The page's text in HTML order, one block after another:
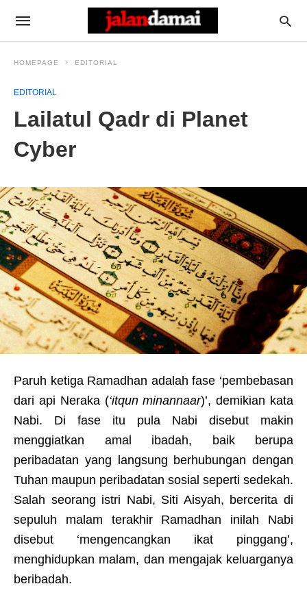
HOMEPAGE EDITORIAL
EDITORIAL
Lailatul Qadr di Planet
Cyber
Paruh ketiga Ramadhan adalah fase ‘pembebasan
dari api Neraka (‘itqun minannaar)’, demikian kata
Nabi. Di fase itu pula Nabi disebut makin
menggiatkan amal ibadah, baik berupa
peribadatan yang langsung berhubungan dengan
Tuhan maupun peribadatan sosial seperti sedekah.
Salah seorang istri Nabi, Siti Aisyah, bercerita di
sepuluh malam terakhir Ramadhan inilah Nabi
disebut ‘mengencangkan ikat pinggang’,
menghidupkan malam, dan mengajak keluarganya
beribadah.